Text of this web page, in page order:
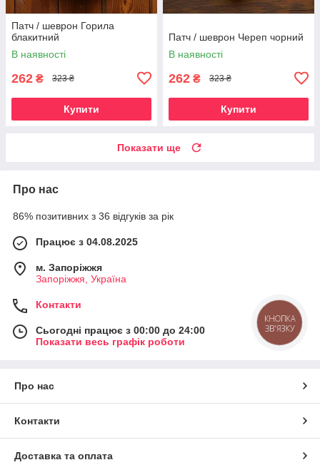
Патч / шеврон Горила
блакитний
В наявності
262 ₴ 323 ₴
Купити
Патч / шеврон Череп чорний
В наявності
262 ₴ 323 ₴
Купити
Показати ще
Про нас
86% позитивних з 36 відгуків за рік
Працює з 04.08.2025
м. Запоріжжя
Запоріжжя, Україна
Контакти
Сьогодні працює з 00:00 до 24:00
Показати весь графік роботи
Про нас
Контакти
Доставка та оплата
КНОПКА
ЗВ'ЯЗКУ